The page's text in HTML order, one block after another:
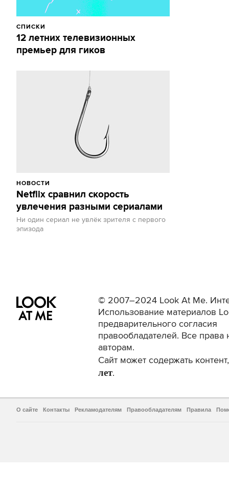
СПИСКИ
12 летних телевизионных
премьер для гиков
НОВОСТИ
Netflix сравнил скорость
увлечения разными сериалами
Ни один сериал не увлёк зрителя с первого
эпизода
© 2007–2024 Look At Me.
Использование материалов
предварительного согласия
правообладателей. Все права
авторам.
Сайт может содержать
лет.
О сайте Контакты Рекламодателям Правообладателям Правила